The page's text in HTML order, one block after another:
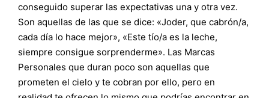
conseguido superar las expectativas una y otra vez.
Son aquellas de las que se dice: «Joder, que cabrón/a,
cada día lo hace mejor», «Este tío/a es la leche,
siempre consigue sorprenderme». Las Marcas
Personales que duran poco son aquellas que
prometen el cielo y te cobran por ello, pero en